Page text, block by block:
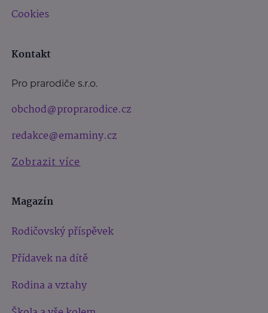
Cookies
Kontakt
Pro prarodiče s.r.o.
obchod@proprarodice.cz
redakce@emaminy.cz
Zobrazit více
Magazín
Rodičovský příspěvek
Přídavek na dítě
Rodina a vztahy